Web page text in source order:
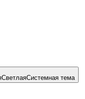
СветлаяСистемная тема